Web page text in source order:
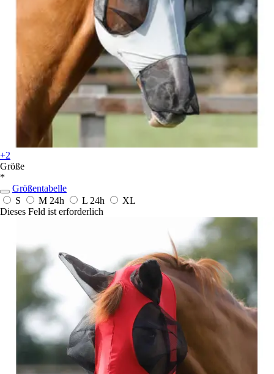
+2
Größe
*
Größentabelle
S
M 24h L 24h
XL
Dieses Feld ist erforderlich